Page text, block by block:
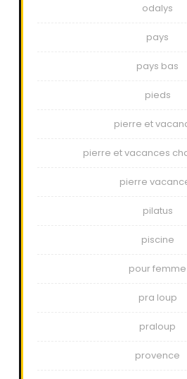
odalys
pays
pays bas
pieds
pierre et
pierre et vacances
pierre
pilatus
piscine
pour femme
pra loup
praloup
provence